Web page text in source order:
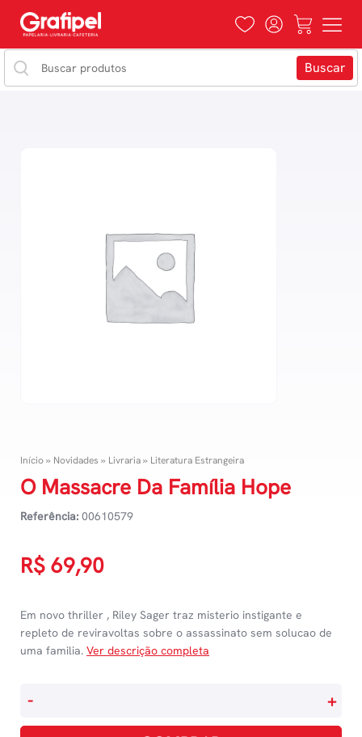
Início» Novidades » Livraria» Literatura Estrangeira
O Massacre Da Família Hope
Referência: 00610579
R$ 69,90
Em novo thriller , Riley Sager traz misterio instigante e
repleto de reviravoltas sobre o assassinato sem solucao de
uma familia. Ver descrição completa
- +